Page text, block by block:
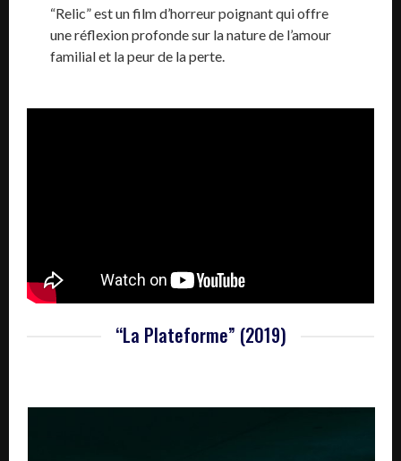
“Relic” est un film d’horreur poignant qui offre
une réflexion profonde sur la nature de l’amour
familial et la peur de la perte.
“La Plateforme” (2019)